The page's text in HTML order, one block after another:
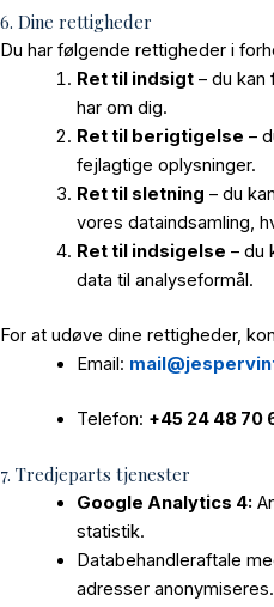
6. Dine rettigheder
Du har følgende rettigheder i
Ret til indsigt– du kan
har om dig.
Ret til berigtigelse –
fejlagtige oplysninger.
Ret til sletning – du
vores dataindsamling,
Ret til indsigelse – du
data til analyseformål.
For at udøve dine rettigheder,
Email:
Telefon: +45 24 48 70
7. Tredjeparts tjenester
Google Analytics 4:
statistik.
Databehandleraftale
adresser anonymiseres.